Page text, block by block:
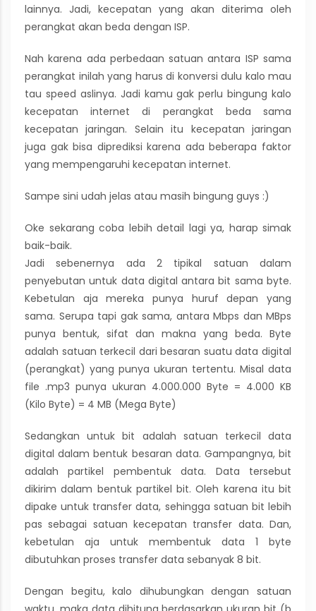
lainnya. Jadi, kecepatan yang akan diterima oleh
perangkat akan beda dengan ISP.
Nah karena ada perbedaan satuan antara ISP sama
perangkat inilah yang harus di konversi dulu kalo mau
tau speed aslinya. Jadi kamu gak perlu bingung kalo
kecepatan internet di perangkat beda sama
kecepatan jaringan. Selain itu kecepatan jaringan
juga gak bisa diprediksi karena ada beberapa faktor
yang mempengaruhi kecepatan internet.
Sampe sini udah jelas atau masih bingung guys :)
Oke sekarang coba lebih detail lagi ya, harap simak
baik-baik.
Jadi sebenernya ada 2 tipikal satuan dalam
penyebutan untuk data digital antara bit sama byte.
Kebetulan aja mereka punya huruf depan yang
sama. Serupa tapi gak sama, antara Mbps dan MBps
punya bentuk, sifat dan makna yang beda. Byte
adalah satuan terkecil dari besaran suatu data digital
(perangkat) yang punya ukuran tertentu. Misal data
file .mp3 punya ukuran 4.000.000 Byte = 4.000 KB
(Kilo Byte) = 4 MB (Mega Byte)
Sedangkan untuk bit adalah satuan terkecil data
digital dalam bentuk besaran data. Gampangnya, bit
adalah partikel pembentuk data. Data tersebut
dikirim dalam bentuk partikel bit. Oleh karena itu bit
dipake untuk transfer data, sehingga satuan bit lebih
pas sebagai satuan kecepatan transfer data. Dan,
kebetulan aja untuk membentuk data 1 byte
dibutuhkan proses transfer data sebanyak 8 bit.
Dengan begitu, kalo dihubungkan dengan satuan